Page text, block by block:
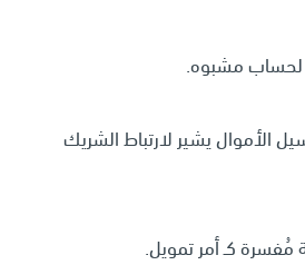
لحساب مشبوه.
الأموال يشير لارتباط الشريك
مُفسرة كـ أمر تمويل.